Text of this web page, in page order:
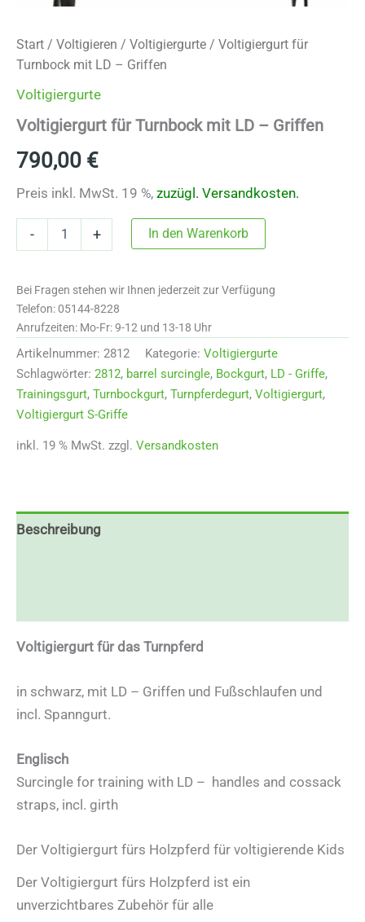
Start / Voltigieren / Voltigiergurte / Voltigiergurt für
Turnbock mit LD – Griffen
Voltigiergurte
Voltigiergurt für Turnbock mit LD – Griffen
790,00 €
Preis inkl. MwSt. 19 %, zuzügl. Versandkosten.
-
LD
-
Griffen
Menge
+ In den Warenkorb
Bei Fragen stehen wir Ihnen jederzeit zur Verfügung
Telefon: 05144-8228
Anrufzeiten: Mo-Fr: 9-12 und 13-18 Uhr
Artikelnummer: 2812 Kategorie: Voltigiergurte
Schlagwörter: 2812, barrel surcingle, Bockgurt, LD - Griffe,
Trainingsgurt, Turnbockgurt, Turnpferdegurt, Voltigiergurt,
Voltigiergurt S-Griffe
inkl. 19 % MwSt. zzgl. Versandkosten
Beschreibung
Voltigiergurt für das Turnpferd
in schwarz, mit LD – Griffen und Fußschlaufen und
incl. Spanngurt.
Englisch
Surcingle for training with LD – handles and cossack
straps, incl. girth
Der Voltigiergurt fürs Holzpferd für voltigierende Kids
Der Voltigiergurt fürs Holzpferd ist ein
unverzichtbares Zubehör für alle